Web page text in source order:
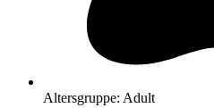
Altersgruppe: Adult